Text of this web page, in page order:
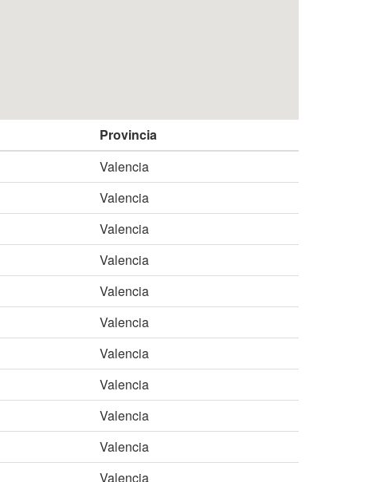
Provincia
Valencia
Valencia
Valencia
Valencia
Valencia
Valencia
Valencia
Valencia
Valencia
Valencia
Valencia